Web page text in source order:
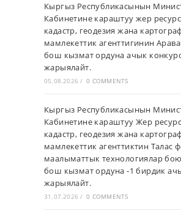
Кыргыз Республикасынын
Кабинетине караштуу жер
кадастр, геодезия жана
мамлекеттик агенттигинин
бош кызмат ордуна ачык
жарыялайт.
05.08.2026 / 0 COMMENTS
Кыргыз Республикасынын
Кабинетине караштуу Жер
кадастр, геодезия жана
мамлекеттик агенттиктин Талас
маалыматтык технологиялар
бош кызмат ордуна -1 бирдик
жарыялайт.
31.07.2026 / 0 COMMENTS